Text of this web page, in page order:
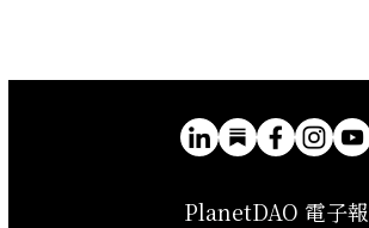
PlanetDAO 電子報